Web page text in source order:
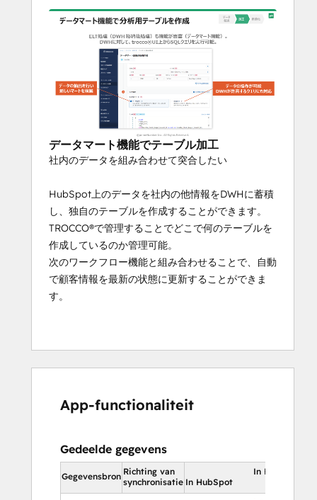
データマート機能でテーブル加工
社内のデータを組み合わせて突合したい
HubSpot上のデータを社内の他情報をDWHに蓄積
し、独自のテーブルを作成することができます。
TROCCO®で管理することでどこで何のテーブルを
作成しているのか管理可能。
次のワークフロー機能と組み合わせることで、自動
で顧客情報を最新の状態に更新することができま
す。
App-functionaliteit
Gedeelde gegevens
Gegevensbron Richting van
synchronisatie
In HubSpot
In HubSpot